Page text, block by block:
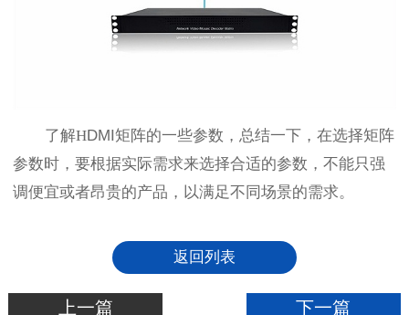
了解HDMI矩阵的一些参数，总结一下，在选择矩阵
参数时，要根据实际需求来选择合适的参数，不能只强
调便宜或者昂贵的产品，以满足不同场景的需求。
返回列表
上一篇 下一篇